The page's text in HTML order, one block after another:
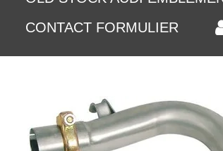
CONTACT FORMULIER